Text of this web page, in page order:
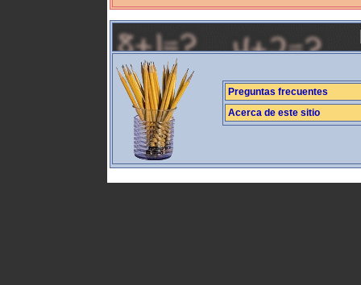
Preguntas frecuentes
Acerca de este sitio